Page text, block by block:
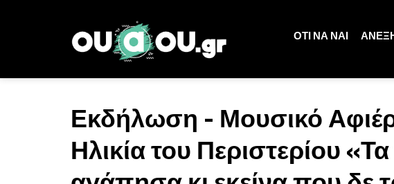
ΟΤΙ ΝΑ ΝΑΙ
Εκδήλωση - Μουσικό
Ηλικία του Περιστερίου